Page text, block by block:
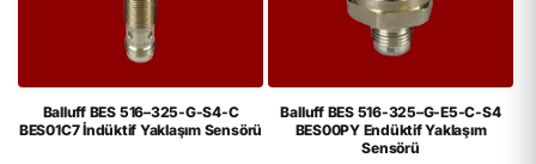
Balluff BES 516–325-G-S4-C
BES01C7 İndüktif Yaklaşım Sensörü
Balluff BES 516-325–G-E5-C-S4
BES00PY Endüktif Yaklaşım
Sensörü